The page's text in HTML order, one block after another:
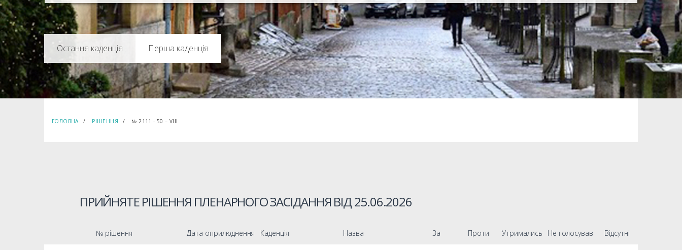
Перша каденція
ГОЛОВНА РІШЕННЯ № 2111 - 50 – VIIІ
ПРИЙНЯТЕ РІШЕННЯ ПЛЕНАРНОГО ЗАСІДАННЯ ВІД25.06.2026
№ рішення Дата оприлюднення Каденція Назва За Проти Утримались Не голосував Відсутні